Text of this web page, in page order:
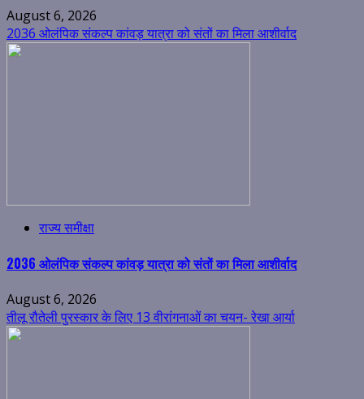
August 6, 2026
2036 ओलंपिक संकल्प कांवड़ यात्रा को संतों का मिला आशीर्वाद
राज्य समीक्षा
2036 ओलंपिक संकल्प कांवड़ यात्रा को संतों का मिला आशीर्वाद
August 6, 2026
तीलू रौतेली पुरस्कार के लिए 13 वीरांगनाओं का चयन- रेखा आर्या